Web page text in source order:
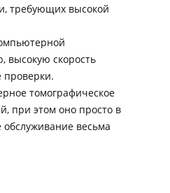
требующих высокой
высокую скорость
проверки.
томографическое
при этом оно просто в
обслуживание весьма